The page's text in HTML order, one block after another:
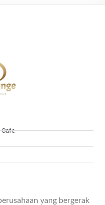
Cafe
yang bergerak